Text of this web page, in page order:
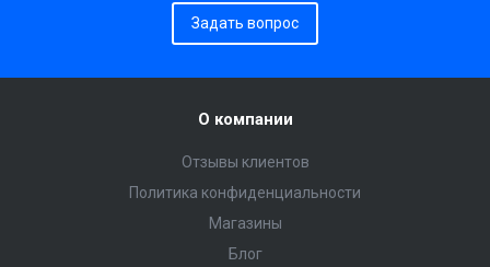
Задать вопрос
О компании
Отзывы клиентов
Политика конфиденциальности
Магазины
Блог